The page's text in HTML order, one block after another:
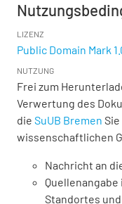
LIZENZ
Public Domain Mark
NUTZUNG
Frei zum
Verwertung des
die SuUB Bremen
wissenschaftlichen
Nachricht an
Standortes